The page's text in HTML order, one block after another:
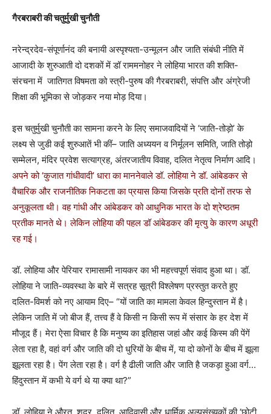
गैरबराबरी की चतुर्मुखी चुनौती
नरेन्द्रदेव-संपूर्णानंद की बनायी अस्पृश्यता-उन्मूलन और जाति संबंधी नीति में
आजादी के शुरुआती दो दशकों में डॉ राममनोहर ने लोहिया भारत की शक्ति-
संरचना में जातिगत विषमता को स्त्री-पुरुष की गैरबराबरी, संपत्ति और अंग्रेजी
शिक्षा की भूमिका से जोड़कर नया मोड़ दिया।
इस चतुर्मुखी चुनौती का सामना करने के लिए समाजवादियों ने ‘जाति-तोड़ो’ के
लक्ष्य से जुडी कई शुरुआतें भी कीं– जाति अध्ययन व निर्मूलन समिति, जाति तोड़ो
सम्मेलन, मंदिर प्रवेश सत्याग्रह, अंतरजातीय विवाह, दलित नेतृत्व निर्माण आदि।
अपने को ‘कुजात गांधीवादी’ धारा का माननेवाले डॉ. लोहिया ने डॉ. आंबेडकर से
वैचारिक और राजनीतिक निकटता का प्रयास किया जिसके प्रति दोनों तरफ से
अनुकूलता थी। वह गांधी और आंबेडकर को आधुनिक भारत के दो श्रेष्ठतम
प्रतीक मानते थे। लेकिन लोहिया की पहल डॉ आंबेडकर की मृत्यु के कारण अधूरी
रह गई।
डॉ. लोहिया और पेरियार रामासामी नायकर का भी महत्त्वपूर्ण संवाद हुआ था। डॉ.
लोहिया ने जाति-व्यवस्था के बारे में सत्रह सूत्री विश्लेषण प्रस्तुत करते हुए
दलित-विमर्श को नए आयाम दिए– “यों जाति का मामला केवल हिन्दुस्तान में है।
लेकिन जाति में जो बीज हैं, तत्त्व हैं वे किसी न किसी रूप में संसार के हर देश में
मौजूद हैं। मेरा ऐसा विचार है कि मनुष्य का इतिहास जहां और कई किस्म की पेंगें
लेता रहा है, वहां वर्ग और जाति की दो धुरियों के बीच में, या दो कोनों के बीच में झूला
झूलता रहा है। पेंग लेता रहा है। वर्ग है ढीली जाति और जाति है जकड़ा हुआ वर्ग…
हिंदुस्तान में कभी ये वर्ग थे या क्या था?”